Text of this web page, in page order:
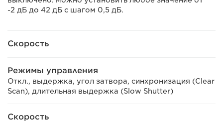
-2 дБ до 42 дБ с шагом 0,5 дБ.
Скорость
Режимы управления
Откл., выдержка, угол затвора, синхронизация (Clear
Scan), длительная выдержка (Slow Shutter)
Скорость